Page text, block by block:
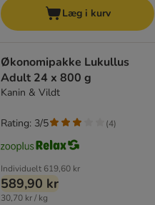
Læg i kurv
Økonomipakke Lukullus
Adult 24 x 800 g
Kanin & Vildt
Individuelt 619,60 kr
589,90 kr
30,70 kr / kg
Rating: 3/5 (4)